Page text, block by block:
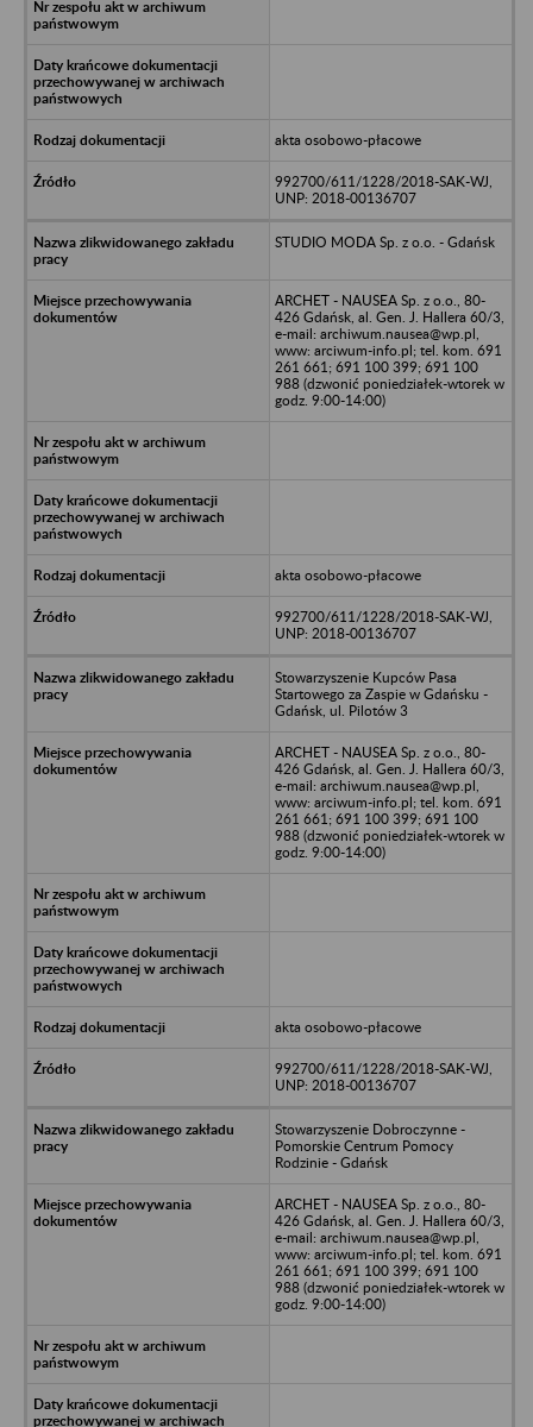
akta osobowo-płacowe
992700/611/1228/2018-SAK-WJ,
UNP: 2018-00136707
STUDIO MODA Sp. z o.o. - Gdańsk
ARCHET - NAUSEA Sp. z o.o., 80-
426 Gdańsk, al. Gen. J. Hallera 60/3,
e-mail: archiwum.nausea@wp.pl,
www: arciwum-info.pl; tel. kom. 691
261 661; 691 100 399; 691 100
988 (dzwonić poniedziałek-wtorek w
godz. 9:00-14:00)
akta osobowo-płacowe
992700/611/1228/2018-SAK-WJ,
UNP: 2018-00136707
Stowarzyszenie Kupców Pasa
Startowego za Zaspie w Gdańsku -
Gdańsk, ul. Pilotów 3
ARCHET - NAUSEA Sp. z o.o., 80-
426 Gdańsk, al. Gen. J. Hallera 60/3,
e-mail: archiwum.nausea@wp.pl,
www: arciwum-info.pl; tel. kom. 691
261 661; 691 100 399; 691 100
988 (dzwonić poniedziałek-wtorek w
godz. 9:00-14:00)
akta osobowo-płacowe
992700/611/1228/2018-SAK-WJ,
UNP: 2018-00136707
Stowarzyszenie Dobroczynne -
Pomorskie Centrum Pomocy
Rodzinie - Gdańsk
ARCHET - NAUSEA Sp. z o.o., 80-
426 Gdańsk, al. Gen. J. Hallera 60/3,
e-mail: archiwum.nausea@wp.pl,
www: arciwum-info.pl; tel. kom. 691
261 661; 691 100 399; 691 100
988 (dzwonić poniedziałek-wtorek w
godz. 9:00-14:00)